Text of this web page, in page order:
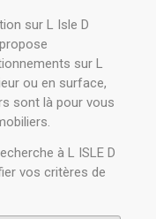
sur L Isle D
sur L
ou en surface,
sont là pour vous
à L ISLE D
vos critères de